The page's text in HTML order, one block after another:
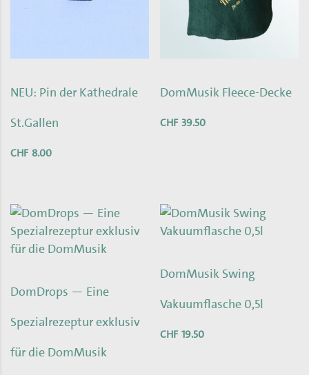
NEU: Pin der Kathedrale
St.Gallen
CHF 8.00
DomMusik Fleece-Decke
CHF 39.50
DomDrops — Eine
Spezialrezeptur exklusiv
für die DomMusik
DomMusik Swing
Vakuumflasche 0,5l
CHF 19.50